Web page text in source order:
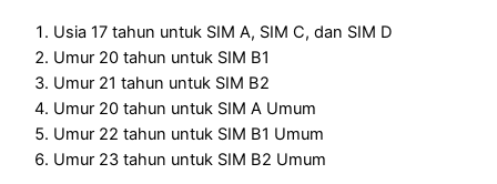
Usia 17 tahun untuk SIM A, SIM C, dan SIM D
Umur 20 tahun untuk SIM B1
Umur 21 tahun untuk SIM B2
Umur 20 tahun untuk SIM A Umum
Umur 22 tahun untuk SIM B1 Umum
Umur 23 tahun untuk SIM B2 Umum